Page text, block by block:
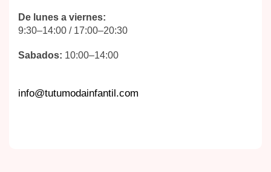
De lunes a viernes:
9:30–14:00 / 17:00–20:30
Sabados: 10:00–14:00
info@tutumodainfantil.com